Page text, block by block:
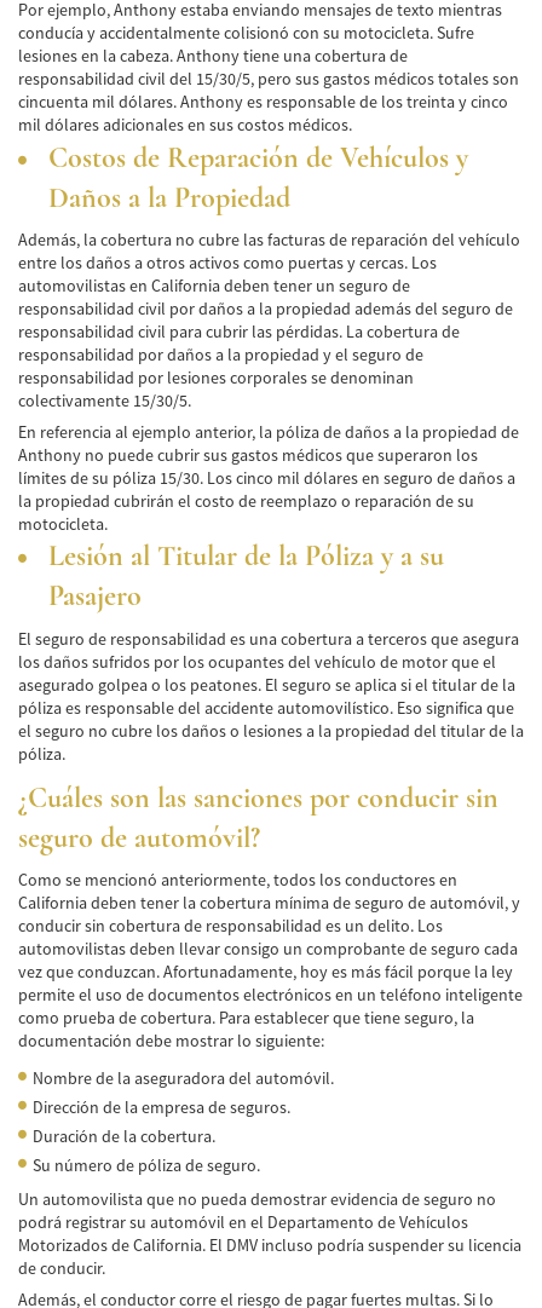
Accidente de moto por conducción
Imprudente
Accidente de Motocicleta Involucrando a un
Motorista No Asegurado
Accidente de Motocicleta con Giro Inseguro
a la Izquierda
Accidente de Motocicleta Preguntas
Frecuentes
Accidente de Motocicleta Relacionado con
las Drogas
Accidente de Motocicleta Vinculado al
Alcohol
Accidente de Motocicleta y Huida
Accidente por Alcance de Motocicleta
Qué Hacer Después de un Accidente de
Compañías de Seguros
Determinando la Culpa
Estadísticas de Accidentes de Peatones
Lesiones en los Accidentes Peatonales
Recuperación de la Compensación
Lesiones Catastróficas
Accidentes de Avión
Accidentes de Automóvil
Accidentes de Autobuses Turísticos
Accidente de Bicicleta
Accidentes de Camiones
Accidentes de Limusina
Accidentes de Motocicleta
Accidentes Peatonales
Por ejemplo, Anthony estaba enviando mensajes de texto mientras
conducía y accidentalmente colisionó con su motocicleta. Sufre
lesiones en la cabeza. Anthony tiene una cobertura de
responsabilidad civil del 15/30/5, pero sus gastos médicos totales son
cincuenta mil dólares. Anthony es responsable de los treinta y cinco
mil dólares adicionales en sus costos médicos.
Costos de Reparación de Vehículos y
Daños a la Propiedad
Además, la cobertura no cubre las facturas de reparación del vehículo
entre los daños a otros activos como puertas y cercas. Los
automovilistas en California deben tener un seguro de
responsabilidad civil por daños a la propiedad además del seguro de
responsabilidad civil para cubrir las pérdidas. La cobertura de
responsabilidad por daños a la propiedad y el seguro de
responsabilidad por lesiones corporales se denominan
colectivamente 15/30/5.
En referencia al ejemplo anterior, la póliza de daños a la propiedad de
Anthony no puede cubrir sus gastos médicos que superaron los
límites de su póliza 15/30. Los cinco mil dólares en seguro de daños a
la propiedad cubrirán el costo de reemplazo o reparación de su
motocicleta.
Lesión al Titular de la Póliza y a su
Pasajero
El seguro de responsabilidad es una cobertura a terceros que asegura
los daños sufridos por los ocupantes del vehículo de motor que el
asegurado golpea o los peatones. El seguro se aplica si el titular de la
póliza es responsable del accidente automovilístico. Eso significa que
el seguro no cubre los daños o lesiones a la propiedad del titular de la
póliza.
¿Cuáles son las sanciones por conducir sin
seguro de automóvil?
Como se mencionó anteriormente, todos los conductores en
California deben tener la cobertura mínima de seguro de automóvil, y
conducir sin cobertura de responsabilidad es un delito. Los
automovilistas deben llevar consigo un comprobante de seguro cada
vez que conduzcan. Afortunadamente, hoy es más fácil porque la ley
permite el uso de documentos electrónicos en un teléfono inteligente
como prueba de cobertura. Para establecer que tiene seguro, la
documentación debe mostrar lo siguiente:
Nombre de la aseguradora del automóvil.
Dirección de la empresa de seguros.
Duración de la cobertura.
Su número de póliza de seguro.
Un automovilista que no pueda demostrar evidencia de seguro no
podrá registrar su automóvil en el Departamento de Vehículos
Motorizados de California. El DMV incluso podría suspender su licencia
de conducir.
Además, el conductor corre el riesgo de pagar fuertes multas. Si lo